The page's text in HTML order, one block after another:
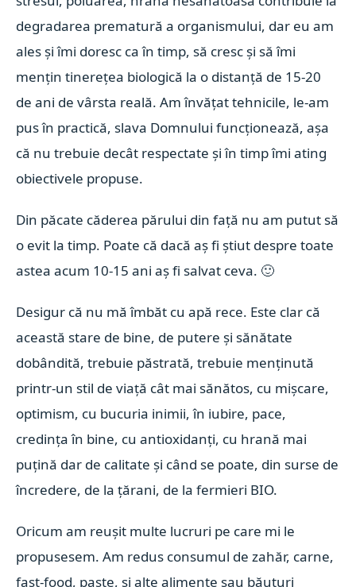
degradarea prematură a organismului, dar eu am
ales și îmi doresc ca în timp, să cresc și să îmi
mențin tinerețea biologică la o distanță de 15-20
de ani de vârsta reală. Am învățat tehnicile, le-am
pus în practică, slava Domnului funcționează, așa
că nu trebuie decât respectate și în timp îmi ating
obiectivele propuse.
Din păcate căderea părului din față nu am putut să
o evit la timp. Poate că dacă aș fi știut despre toate
astea acum 10-15 ani aș fi salvat ceva. 🙂
Desigur că nu mă îmbăt cu apă rece. Este clar că
această stare de bine, de putere și sănătate
dobândită, trebuie păstrată, trebuie menținută
printr-un stil de viață cât mai sănătos, cu mișcare,
optimism, cu bucuria inimii, în iubire, pace,
credința în bine, cu antioxidanți, cu hrană mai
puțină dar de calitate și când se poate, din surse de
încredere, de la țărani, de la fermieri BIO.
Oricum am reușit multe lucruri pe care mi le
propusesem. Am redus consumul de zahăr, carne,
fast-food, paste, și alte alimente sau băuturi